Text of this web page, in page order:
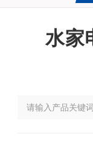
水家